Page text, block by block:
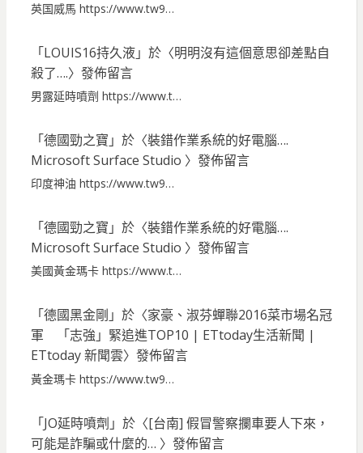
英国威馬 https://www.tw9…
「LOUIS16持久液」於〈明明沒有這個意思卻差點自
殺了….〉發佈留言
男露延時噴劑 https://www.t…
「德國勁之寶 」於〈裝錯作業系統的好電腦….
Microsoft Surface Studio 〉發佈留言
印度神油 https://www.tw9…
「德國勁之寶 」於〈裝錯作業系統的好電腦….
Microsoft Surface Studio 〉發佈留言
美國黃金瑪卡 https://www.t…
「德國黑金剛 」於〈家豪、淑芬蟬聯2016菜市場名冠
軍 「志強」緊追進TOP10 | ETtoday生活新聞 |
ETtoday 新聞雲〉發佈留言
黃金瑪卡 https://www.tw9…
「JO延時噴劑 」於〈[台南] 假冒警察攔車要人下來，
可能是詐騙或什麼的… 〉發佈留言